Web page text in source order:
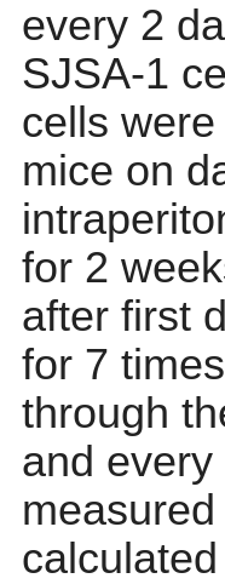
every 2
SJSA-1
cells
mice on
for 2
after first
for 7
through
and